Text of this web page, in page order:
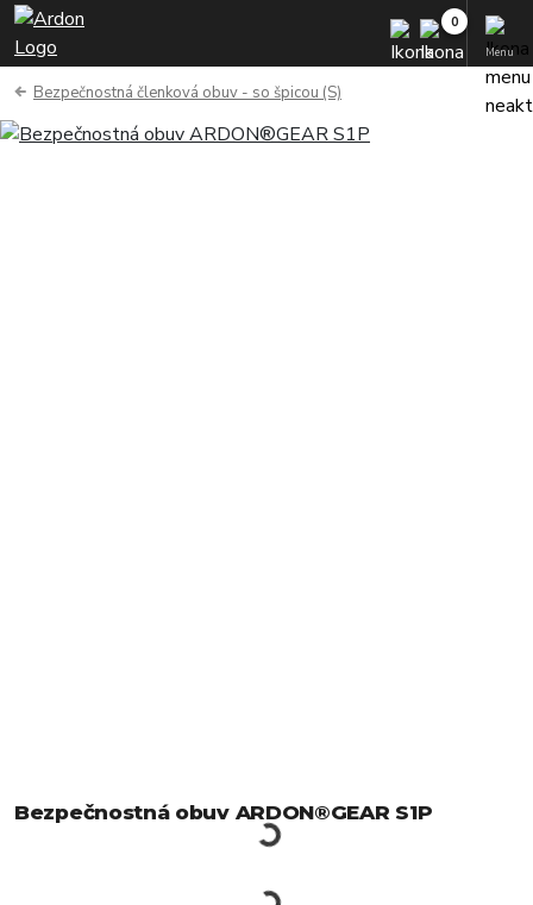
Menu
Bezpečnostná členková obuv - so špicou (S)
Bezpečnostná obuv ARDON®GEAR S1P